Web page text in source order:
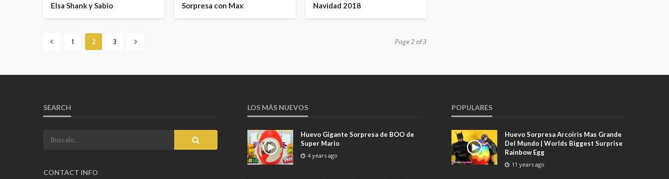
Elsa Shank y Sabio
Sorpresa con Max
Navidad 2018
1 2 3 Page 2 of 3
SEARCH
CONTACT INFO
LOS MÁS NUEVOS
Huevo Gigante Sorpresa de BOO de
Super Mario
4 years ago
POPULARES
Huevo Sorpresa Arcoiris Mas Grande
Del Mundo | Worlds Biggest Surprise
Rainbow Egg
11 years ago